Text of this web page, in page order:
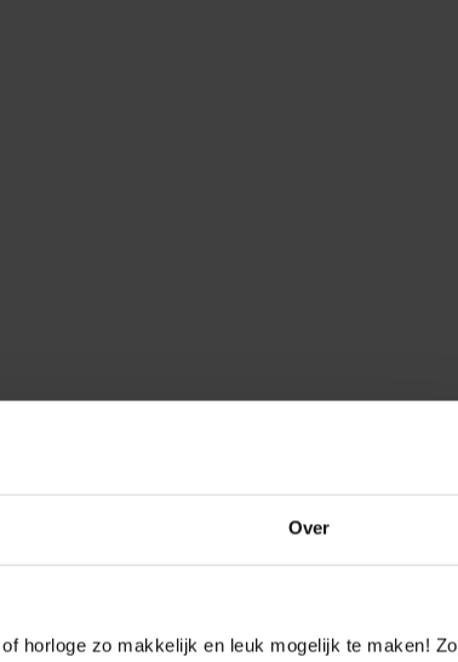
Over
horloge zo makkelijk en leuk mogelijk te maken! Zo